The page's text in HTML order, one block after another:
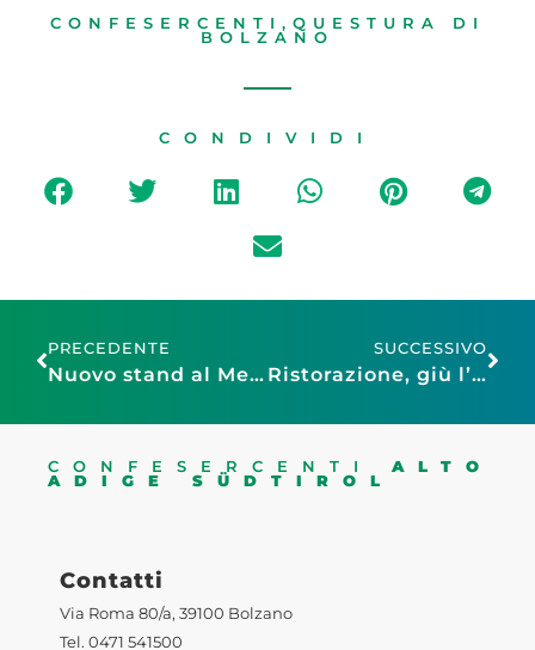
CONFESERCENTI , QUESTURA DI
BOLZANO
CONDIVIDI
PRECEDENTE
Nuovo stand al Mercatino: la birra di Bolzano diventa protagonista
SUCCESSIVO
Ristorazione, giù l’inflazione: “Forse a febbraio un calo dei prezzi”
CONFESERCENTI ALTO
ADIGE SÜDTIROL
Contatti
Via Roma 80/a, 39100 Bolzano
Tel. 0471 541500